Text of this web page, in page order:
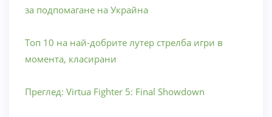
за подпомагане на Украйна
Топ 10 на най-добрите лутер стрелба игри в
момента, класирани
Преглед: Virtua Fighter 5: Final Showdown